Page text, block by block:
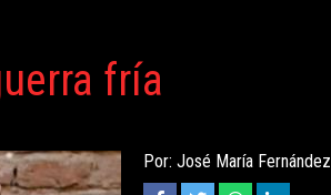
fría
Por: José María Fernández